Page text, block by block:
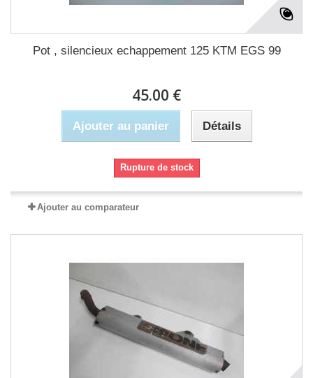
Pot , silencieux echappement 125 KTM EGS 99
45.00 €
Ajouter au panier Détails
Rupture de stock
Ajouter au comparateur